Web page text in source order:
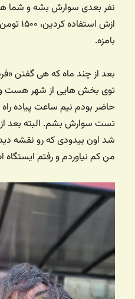
نفر بعدی سوارش بشه و شما
ازش
بامزه.
بعد از چند ماه که هی گفتن
توی بخش هایی از شهر هست و
حاضر بودم نیم ساعت پیاده
تست سوارش بشم. البته بعد
شد اون بیدودی که رو نقشه
من کم نیاوردم و رفتم